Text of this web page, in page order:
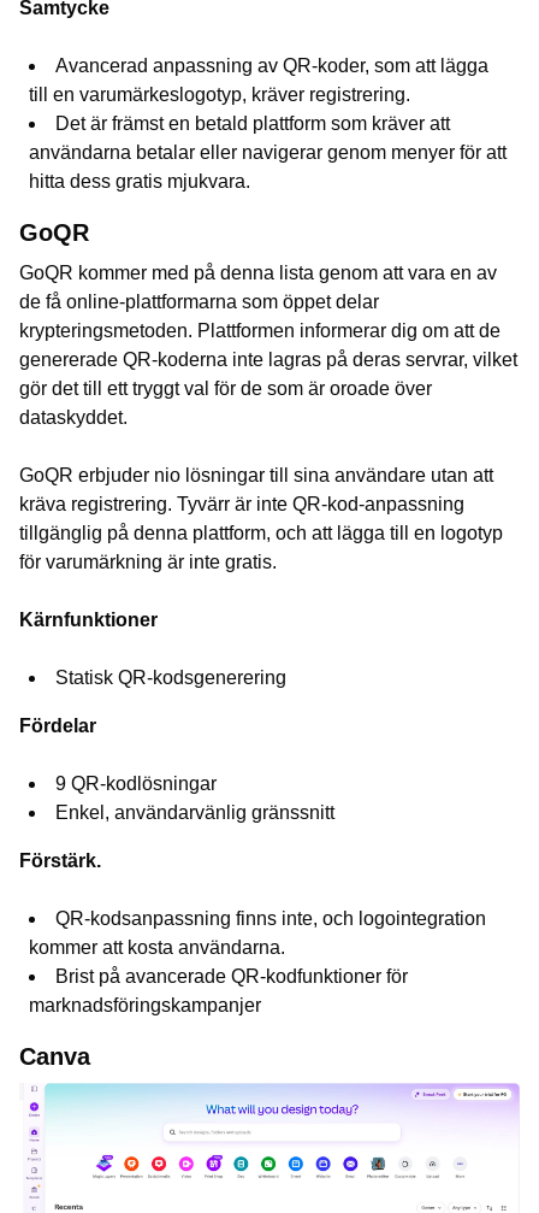
Samtycke
Avancerad anpassning av QR-koder, som att lägga
till en varumärkeslogotyp, kräver registrering.
Det är främst en betald plattform som kräver att
användarna betalar eller navigerar genom menyer för att
hitta dess gratis mjukvara.
GoQR
GoQR kommer med på denna lista genom att vara en av
de få online-plattformarna som öppet delar
krypteringsmetoden. Plattformen informerar dig om att de
genererade QR-koderna inte lagras på deras servrar, vilket
gör det till ett tryggt val för de som är oroade över
dataskyddet.
GoQR erbjuder nio lösningar till sina användare utan att
kräva registrering. Tyvärr är inte QR-kod-anpassning
tillgänglig på denna plattform, och att lägga till en logotyp
för varumärkning är inte gratis.
Kärnfunktioner
Statisk QR-kodsgenerering
Fördelar
9 QR-kodlösningar
Enkel, användarvänlig gränssnitt
Förstärk.
QR-kodsanpassning finns inte, och logointegration
kommer att kosta användarna.
Brist på avancerade QR-kodfunktioner för
marknadsföringskampanjer
Canva